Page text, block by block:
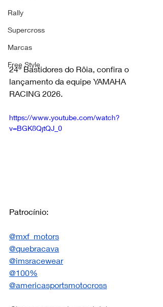
Rally
Supercross
Marcas
Free Style
24º Bastidores do Rôia, confira o
lançamento da equipe YAMAHA
RACING 2026.
https://www.youtube.com/watch?
v=BGK8QjtQJ_0
Patrocínio:
@mxf_motors
@quebracava
@imsracewear
@100%
@americasportsmotocross